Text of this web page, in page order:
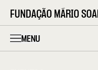
FUNDAÇÃO MÁRIO
MENU